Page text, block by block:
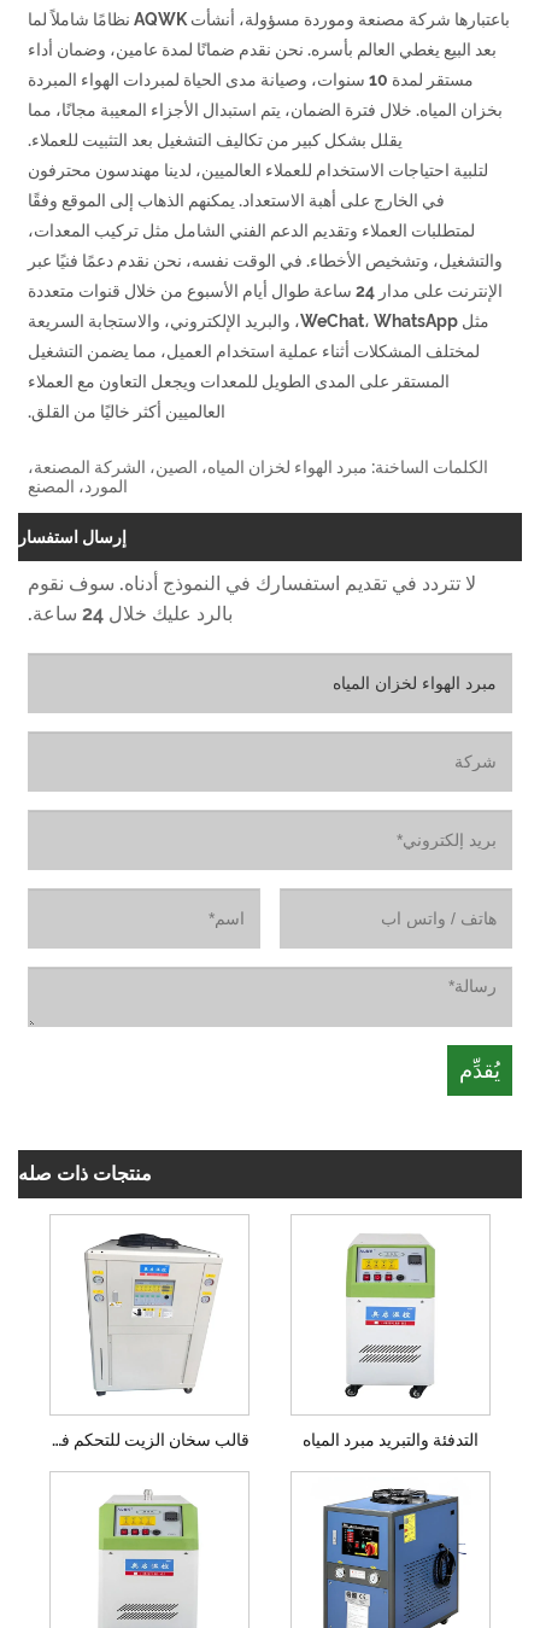
باعتبارها شركة مصنعة وموردة مسؤولة، أنشأت AQWK نظامًا شاملاً لما
بعد البيع يغطي العالم بأسره. نحن نقدم ضمانًا لمدة عامين، وضمان أداء
مستقر لمدة 10 سنوات، وصيانة مدى الحياة لمبردات الهواء المبردة
بخزان المياه. خلال فترة الضمان، يتم استبدال الأجزاء المعيبة مجانًا، مما
يقلل بشكل كبير من تكاليف التشغيل بعد التثبيت للعملاء.
لتلبية احتياجات الاستخدام للعملاء العالميين، لدينا مهندسون محترفون
في الخارج على أهبة الاستعداد. يمكنهم الذهاب إلى الموقع وفقًا
لمتطلبات العملاء وتقديم الدعم الفني الشامل مثل تركيب المعدات،
والتشغيل، وتشخيص الأخطاء. في الوقت نفسه، نحن نقدم دعمًا فنيًا عبر
الإنترنت على مدار 24 ساعة طوال أيام الأسبوع من خلال قنوات متعددة
مثل WeChat، WhatsApp، والبريد الإلكتروني، والاستجابة السريعة
لمختلف المشكلات أثناء عملية استخدام العميل، مما يضمن التشغيل
المستقر على المدى الطويل للمعدات ويجعل التعاون مع العملاء
العالميين أكثر خاليًا من القلق.
الكلمات الساخنة: مبرد الهواء لخزان المياه، الصين، الشركة المصنعة،
المورد، المصنع
إرسال استفسار
لا تتردد في تقديم استفسارك في النموذج أدناه. سوف نقوم
بالرد عليك خلال 24 ساعة.
منتجات ذات صله
قالب سخان الزيت للتحكم في درجة الحرارة التدفئة والتبريد مبرد المياه